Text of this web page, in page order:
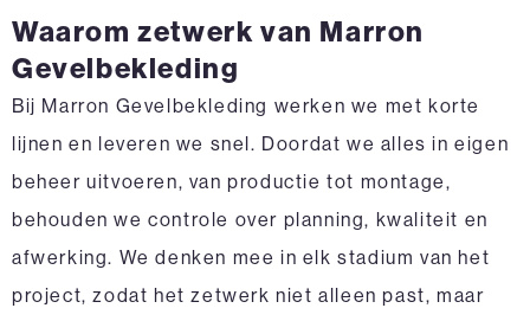
Waarom zetwerk van Marron
Gevelbekleding
Bij Marron Gevelbekleding werken we met korte
lijnen en leveren we snel. Doordat we alles in eigen
beheer uitvoeren, van productie tot montage,
behouden we controle over planning, kwaliteit en
afwerking. We denken mee in elk stadium van het
project, zodat het zetwerk niet alleen past, maar